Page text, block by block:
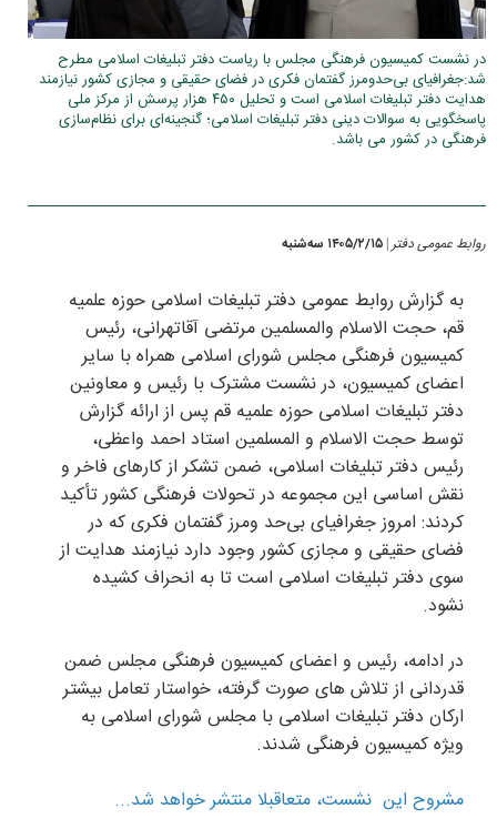
در نشست کمیسیون فرهنگی مجلس با ریاست دفتر تبلیغات اسلامی مطرح
شد:جغرافیای بی‌حدومرز گفتمان فکری در فضای حقیقی و مجازی کشور نیازمند
هدایت دفتر تبلیغات اسلامی است و تحلیل ۴۵۰ هزار پرسش از مرکز ملی
پاسخگویی به سوالات دینی دفتر تبلیغات اسلامی؛ گنجینه‌ای برای نظام‌سازی
فرهنگی در کشور می باشد.
روابط عمومی دفتر ۱۴۰۵/۲/۱۵ سه‌شنبه
به گزارش روابط عمومی دفتر تبلیغات اسلامی حوزه علمیه
قم، حجت الاسلام والمسلمین مرتضی آقاتهرانی، رئیس
کمیسیون فرهنگی مجلس شورای اسلامی همراه با سایر
اعضای کمیسیون، در نشست مشترک با رئیس و معاونین
دفتر تبلیغات اسلامی حوزه علمیه قم پس از ارائه گزارش
توسط حجت الاسلام و المسلمین استاد احمد واعظی،
رئیس دفتر تبلیغات اسلامی، ضمن تشکر از کارهای فاخر و
نقش اساسی این مجموعه در تحولات فرهنگی کشور تأکید
کردند: امروز جغرافیای بی‌حد ومرز گفتمان فکری که در
فضای حقیقی و مجازی کشور وجود دارد نیازمند هدایت از
سوی دفتر تبلیغات اسلامی است تا به انحراف کشیده
نشود.
در ادامه، رئیس و اعضای کمیسیون فرهنگی مجلس ضمن
قدردانی از تلاش های صورت گرفته، خواستار تعامل بیشتر
ارکان دفتر تبلیغات اسلامی با مجلس شورای اسلامی به
ویژه کمیسیون فرهنگی شدند.
مشروح این نشست، متعاقبلا منتشر خواهد شد...